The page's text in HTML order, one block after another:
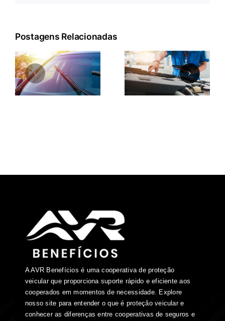
Postagens Relacionadas
A AVR Benefícios é uma cooperativa de proteção
veicular que proporciona suporte rápido e eficiente aos
cooperados em momentos de necessidade. Explore
nosso site para entender o que é proteção veicular e
conhecer as diferenças entre cooperativas de seguros e